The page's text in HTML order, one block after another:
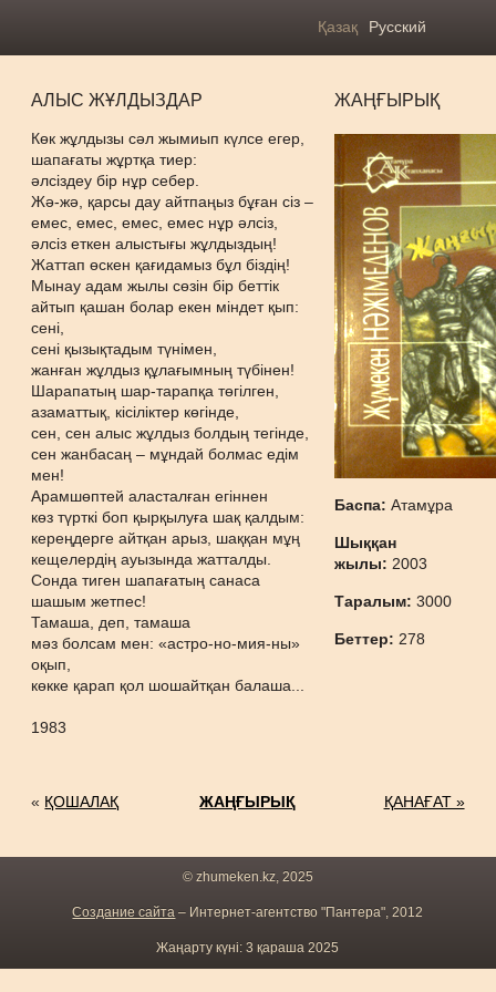
Қазақ Русский
АЛЫС ЖҰЛДЫЗДАР
Көк жұлдызы сәл жымиып күлсе егер,
шапағаты жұртқа тиер:
әлсіздеу бір нұр себер.
Жә-жә, қарсы дау айтпаңыз бұған сіз –
емес, емес, емес, емес нұр әлсіз,
әлсіз еткен алыстығы жұлдыздың!
Жаттап өскен қағидамыз бұл біздің!
Мынау адам жылы сөзін бір беттік
айтып қашан болар екен міндет қып:
сені,
сені қызықтадым түнімен,
жанған жұлдыз құлағымның түбінен!
Шарапатың шар-тарапқа төгілген,
азаматтық, кісіліктер көгінде,
сен, сен алыс жұлдыз болдың тегінде,
сен жанбасаң – мұндай болмас едім
мен!
Арамшөптей аласталған егіннен
көз түрткі боп қырқылуға шақ қалдым:
кереңдерге айтқан арыз, шаққан мұң
кещелердің ауызында жатталды.
Сонда тиген шапағатың санаса
шашым жетпес!
Тамаша, деп, тамаша
мәз болсам мен: «астро-но-мия-ны»
оқып,
көкке қарап қол шошайтқан балаша...
1983
ЖАҢҒЫРЫҚ
Баспа:Атамұра
Шыққан
жылы: 2003
Таралым:3000
Беттер: 278
« ҚОШАЛАҚ ЖАҢҒЫРЫҚ ҚАНАҒАТ »
© zhumeken.kz, 2025
Создание сайта – Интернет-агентство "Пантера", 2012
Жаңарту күні: 3 қараша 2025